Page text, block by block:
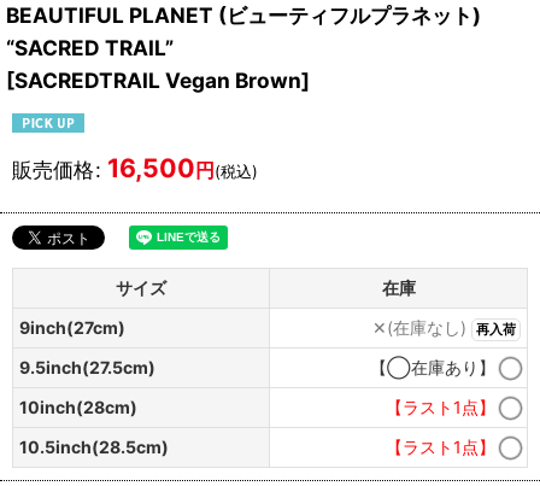
BEAUTIFUL PLANET (ビューティフルプラネット)
“SACRED TRAIL”
[SACREDTRAIL Vegan Brown]
販売価格: 16,500円(税込)
サイズ
在庫
9inch(27cm)
✕(在庫なし) 再入荷
9.5inch(27.5cm)
【◯在庫あり】
10inch(28cm)
【ラスト1点】
10.5inch(28.5cm)
【ラスト1点】